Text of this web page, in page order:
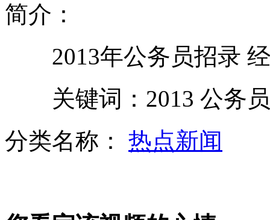
监拍纽约警察殴打流浪汉
简介：
2013年公务员招录 经
关键词：2013 公务员
分类名称： 热点新闻